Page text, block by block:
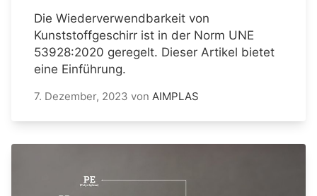
Die Wiederverwendbarkeit von
Kunststoffgeschirr ist in der Norm UNE
53928:2020 geregelt. Dieser Artikel bietet
eine Einführung.
7. Dezember, 2023 von AIMPLAS